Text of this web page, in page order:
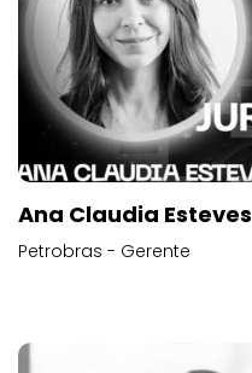
Ana Claudia Esteves
Petrobras - Gerente